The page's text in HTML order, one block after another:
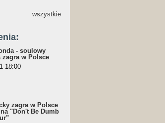
wszystkie
- soulowy
zagra w Polsce
18:00
zagra w Polsce
"Don't Be Dumb